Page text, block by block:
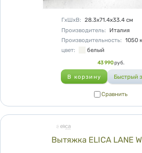
Характеристики
ГхШхВ: 28.3х71.4х33.4 см
Производитель:
Италия
Производительность: 1050
цвет: белый
43 990 руб.
Сравнить
Вытяжка ELICA LANE